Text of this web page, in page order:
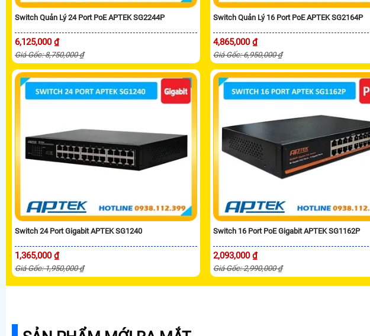
Switch Quản Lý 24 Port PoE APTEK SG2244P
6,125,000 ₫
Giá Gốc: 8,750,000 ₫
Switch Quản Lý 16 Port PoE APTEK SG2164P
4,865,000 ₫
Giá Gốc: 6,950,000 ₫
Switch 24 Port Gigabit APTEK SG1240
1,365,000 ₫
Giá Gốc: 1,950,000 ₫
Switch 16 Port PoE Gigabit APTEK SG1162P
2,093,000 ₫
Giá Gốc: 2,990,000 ₫